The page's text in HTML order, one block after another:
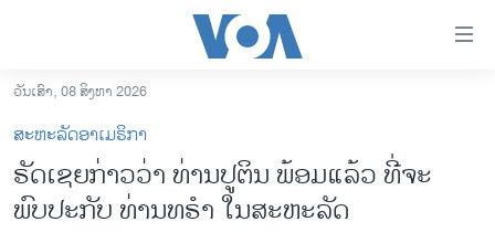
ເຂົ້າ
ຫາ
ຂ້າມ
ຂ້າມ
ຂ້າມ
ລາວ
ອາເມຣິກາ
ວັນເສົາ, 08 ສິງຫາ 2026
ສະຫະລັດອາເມຣິກາ
ຣັດເຊຍກ່າວວ່າ ທ່ານປູຕິນ ພ້ອມແລ້ວ ທີ່ຈະ
ພົບປະກັບ ທ່ານທຣໍາ ໃນສະຫະລັດ